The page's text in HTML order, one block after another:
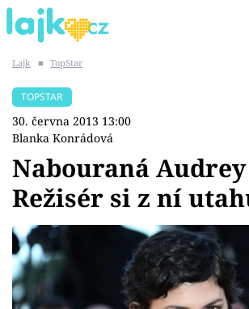
SHOPAHOLICADEL
Témata
Showbyznys
Youtubeři
Lajk ■ TopStar
TOPSTAR
30. června 2013 13:00
Blanka Konrádová
Nabouraná
Režisér si z ní